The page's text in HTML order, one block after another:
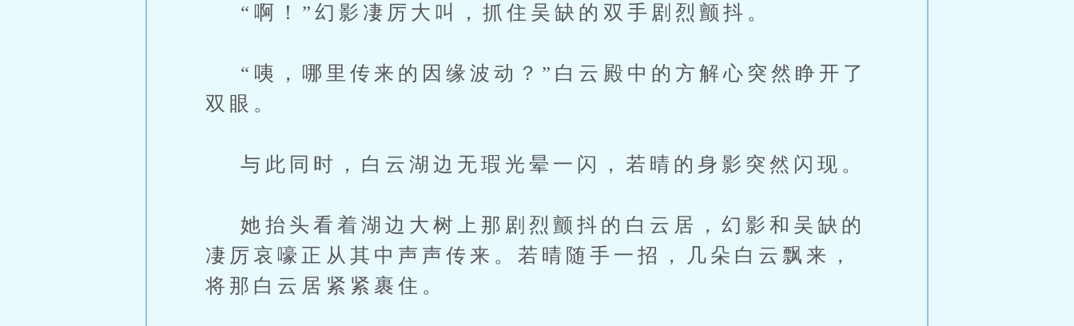
“啊！”幻影凄厉大叫，抓住吴缺的双手剧烈颤抖。
“咦，哪里传来的因缘波动？”白云殿中的方解心突然睁开了
双眼。
与此同时，白云湖边无瑕光晕一闪，若晴的身影突然闪现。
她抬头看着湖边大树上那剧烈颤抖的白云居，幻影和吴缺的
凄厉哀嚎正从其中声声传来。若晴随手一招，几朵白云飘来，
将那白云居紧紧裹住。